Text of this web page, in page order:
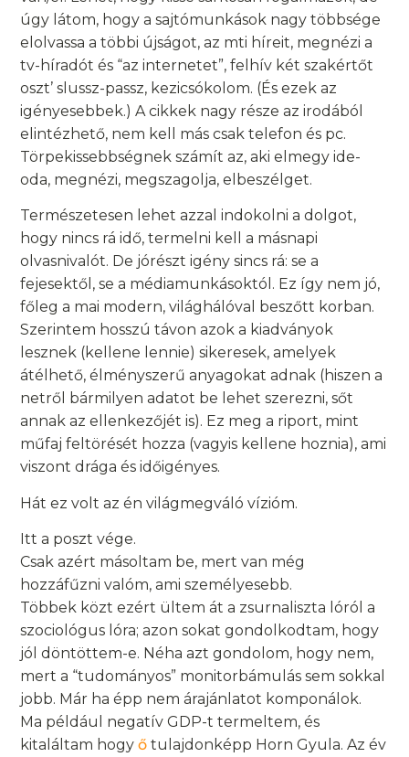
úgy látom, hogy a sajtómunkások nagy többsége
elolvassa a többi újságot, az mti híreit, megnézi a
tv-híradót és “az internetet”, felhív két szakértőt
oszt’ slussz-passz, kezicsókolom. (És ezek az
igényesebbek.) A cikkek nagy része az irodából
elintézhető, nem kell más csak telefon és pc.
Törpekissebbségnek számít az, aki elmegy ide-
oda, megnézi, megszagolja, elbeszélget.
Természetesen lehet azzal indokolni a dolgot,
hogy nincs rá idő, termelni kell a másnapi
olvasnivalót. De jórészt igény sincs rá: se a
fejesektől, se a médiamunkásoktól. Ez így nem jó,
főleg a mai modern, világhálóval beszőtt korban.
Szerintem hosszú távon azok a kiadványok
lesznek (kellene lennie) sikeresek, amelyek
átélhető, élményszerű anyagokat adnak (hiszen a
netről bármilyen adatot be lehet szerezni, sőt
annak az ellenkezőjét is). Ez meg a riport, mint
műfaj feltörését hozza (vagyis kellene hoznia), ami
viszont drága és időigényes.
Hát ez volt az én világmegváló vízióm.
Itt a poszt vége.
Csak azért másoltam be, mert van még
hozzáfűzni valóm, ami személyesebb.
Többek közt ezért ültem át a zsurnaliszta lóról a
szociológus lóra; azon sokat gondolkodtam, hogy
jól döntöttem-e. Néha azt gondolom, hogy nem,
mert a “tudományos” monitorbámulás sem sokkal
jobb. Már ha épp nem árajánlatot komponálok.
Ma például negatív GDP-t termeltem, és
kitaláltam hogyőtulajdonképp Horn Gyula. Az év